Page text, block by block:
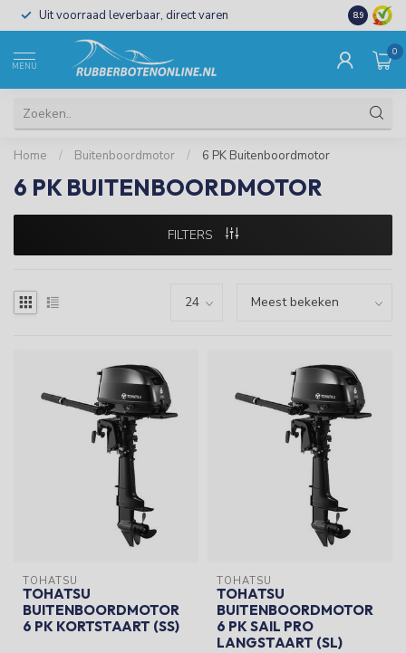
Uit voorraad leverbaar, direct varen Al 15 jaar
8.9
MENU
0
Home / Buitenboordmotor / 6 PK Buitenboordmotor
6 PK BUITENBOORDMOTOR
FILTERS
TOHATSU
TOHATSU
BUITENBOORDMOTOR
6 PK KORTSTAART (SS)
TOHATSU
TOHATSU
BUITENBOORDMOTOR
6 PK SAIL PRO
LANGSTAART (SL)